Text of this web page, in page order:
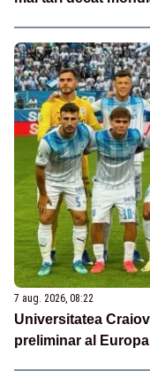
7 aug. 2026, 08:22
Universitatea
preliminar al